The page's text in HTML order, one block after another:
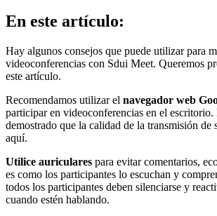
En este artículo:
Hay algunos consejos que puede utilizar para
videoconferencias con Sdui Meet. Queremos
este artículo.
Recomendamos utilizar el navegador web
participar en videoconferencias en el escritorio.
demostrado que la calidad de la transmisión de
aquí.
Utilice auriculares para evitar comentarios,
es como los participantes lo escuchan y
todos los participantes deben silenciarse y
cuando estén hablando.